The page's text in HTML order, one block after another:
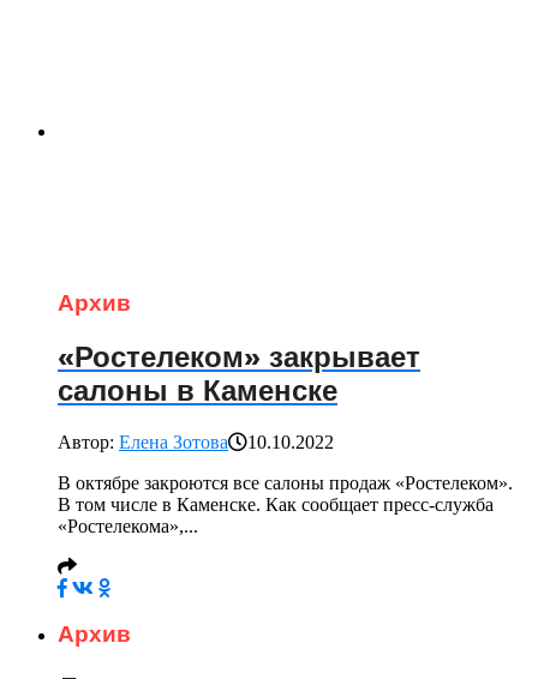
Архив
«Ростелеком» закрывает
салоны в Каменске
Автор: Елена Зотова
10.10.2022
В октябре закроются все салоны продаж «Ростелеком».
В том числе в Каменске. Как сообщает пресс-служба
«Ростелекома»,...
Архив